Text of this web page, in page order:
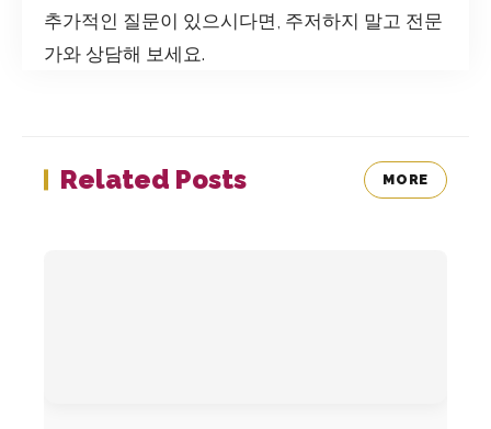
추가적인 질문이 있으시다면, 주저하지 말고 전문
가와 상담해 보세요.
Related Posts MORE